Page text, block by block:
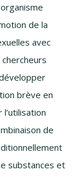
de la
avec
brève en
de
substances et